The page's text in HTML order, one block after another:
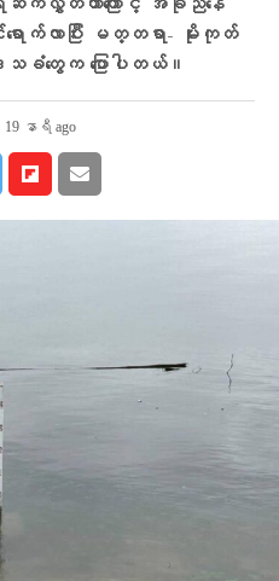
ရောက်လာပြီး မတ္တရာ- မိုးကုတ်
သခံတွေက ပြောပါတယ်။
19 နာရီ ago